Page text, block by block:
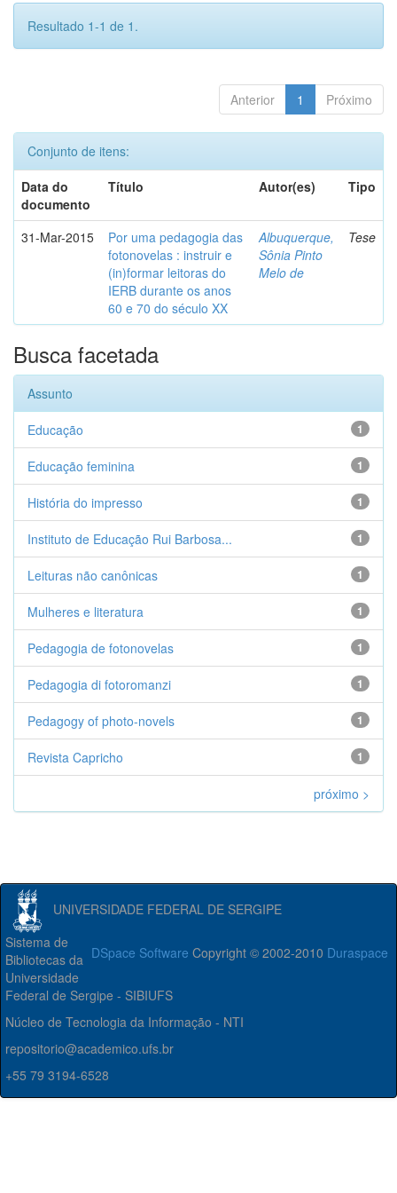
Resultado 1-1 de 1.
Anterior 1 Próximo
Conjunto de itens:
Data do
documento
Título Autor(es) Tipo
31-Mar-2015
Por uma pedagogia das
fotonovelas : instruir e
(in)formar leitoras do
IERB durante os anos
60 e 70 do século XX
Albuquerque,
Sônia Pinto
Melo de
Tese
Busca facetada
Assunto
1
Educação
1
Educação feminina
1
História do impresso
1
Instituto de Educação Rui Barbosa...
1
Leituras não canônicas
1
Mulheres e literatura
1
Pedagogia de fotonovelas
1
Pedagogia di fotoromanzi
1
Pedagogy of photo-novels
1
Revista Capricho
próximo >
UNIVERSIDADE FEDERAL DE SERGIPE
DSpace Software Copyright © 2002-2010 Duraspace
Sistema de
Bibliotecas da
Universidade
Federal de Sergipe - SIBIUFS
Núcleo de Tecnologia da Informação - NTI
repositorio@academico.ufs.br
+55 79 3194-6528